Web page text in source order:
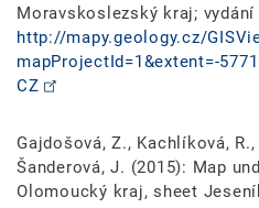
Moravskoslezský kraj;
http://mapy.geology.cz/
mapProjectId=1&extent=-
CZ
Gajdošová, Z., Kachlíková,
Šanderová, J. (2015): Map
Olomoucký kraj, sheet